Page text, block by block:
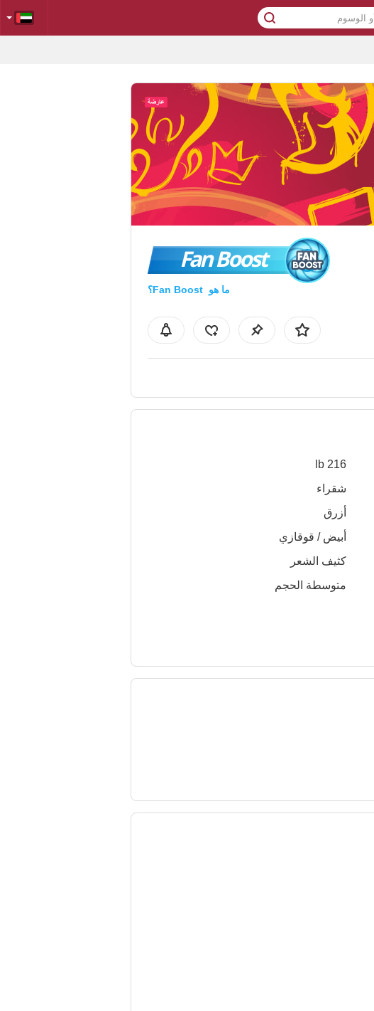
Fan Boost
ما هو Fan Boost؟
216 lb
شقراء
أزرق
أبيض / قوقازي
كثيف الشعر
متوسطة الحجم